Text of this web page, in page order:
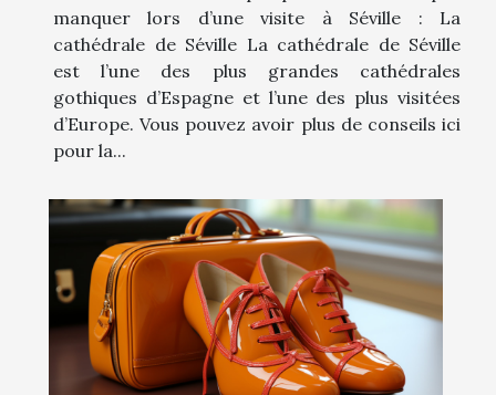
manquer lors d’une visite à Séville : La
cathédrale de Séville La cathédrale de Séville
est l’une des plus grandes cathédrales
gothiques d’Espagne et l’une des plus visitées
d’Europe. Vous pouvez avoir plus de conseils ici
pour la...